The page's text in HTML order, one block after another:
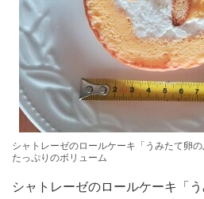
シャトレーゼのロールケーキ「うみたて卵
たっぷりのボリューム
シャトレーゼのロールケーキ「